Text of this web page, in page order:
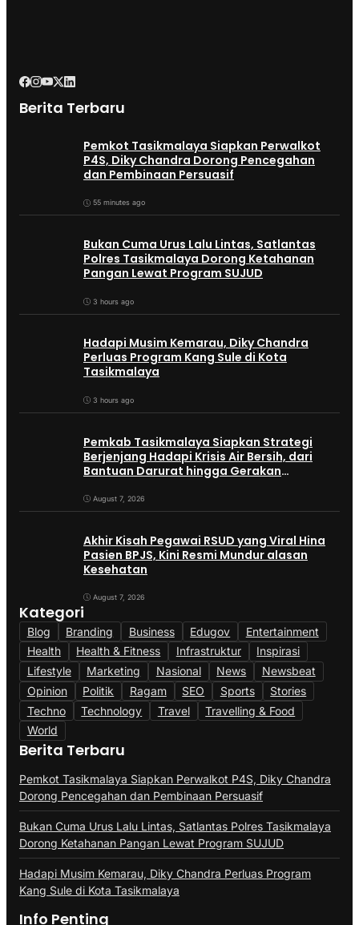
Berita Terbaru
Pemkot Tasikmalaya Siapkan Perwalkot
P4S, Diky Chandra Dorong Pencegahan
dan Pembinaan Persuasif
55 minutes ago
Bukan Cuma Urus Lalu Lintas, Satlantas
Polres Tasikmalaya Dorong Ketahanan
Pangan Lewat Program SUJUD
3 hours ago
Hadapi Musim Kemarau, Diky Chandra
Perluas Program Kang Sule di Kota
Tasikmalaya
3 hours ago
Pemkab Tasikmalaya Siapkan Strategi
Berjenjang Hadapi Krisis Air Bersih, dari
Bantuan Darurat hingga Gerakan
August 7, 2026
Akhir Kisah Pegawai RSUD yang Viral Hina
Pasien BPJS, Kini Resmi Mundur alasan
Kesehatan
August 7, 2026
Kategori
Blog Branding Business Edugov
Entertainment
Health
Health & Fitness Infrastruktur
Inspirasi
Lifestyle
Marketing Nasional News
Newsbeat
Opinion
Politik Ragam SEO Sports
Stories
Techno
Technology Travel
Travelling & Food
World
Berita Terbaru
Pemkot Tasikmalaya Siapkan Perwalkot P4S, Diky Chandra
Dorong Pencegahan dan Pembinaan Persuasif
Bukan Cuma Urus Lalu Lintas, Satlantas Polres Tasikmalaya
Dorong Ketahanan Pangan Lewat Program SUJUD
Hadapi Musim Kemarau, Diky Chandra Perluas Program
Kang Sule di Kota Tasikmalaya
Info Penting